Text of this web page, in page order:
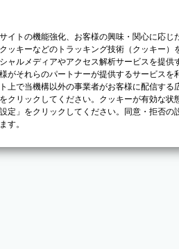
イトの機能強化、お客様の興味・関心に応
ッキーなどのトラッキング技術（クッキー
ャルメディアやアクセス解析サービスを提
がそれらのパートナーが提供するサービス
上で当機構以外の事業者がお客様に配信す
クリックしてください。クッキーが有効な
定」をクリックしてください。同意・拒否の
す。